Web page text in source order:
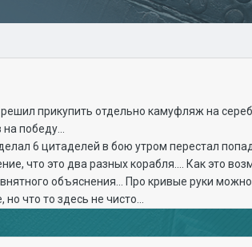
прикупить отдельно камуфляж на
победу...
6 цитаделей в бою утром перестал
что это два разных корабля.... Как это
объяснения... Про кривые руки можно
что то здесь не чисто...